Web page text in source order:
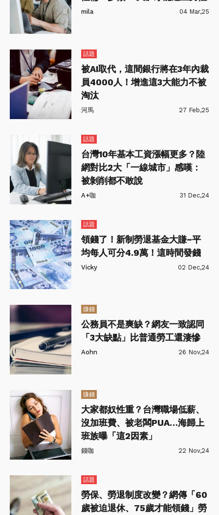
mila 04 Mar,25
話題
被AI取代，這間銀行將在3年內裁
員4000人！增進這3大能力不被
淘汰
河馬 27 Feb,25
話題
台灣10年基本工資漲幅更多？陸
網對比2大「一線城市」感嘆：
被剝削都不敢說
A+咖 31 Dec,24
話題
領錢了！新制勞退基金大賺~平
均每人可分4.9萬！這時間發錢
Vicky 02 Dec,24
賺錢
公務員不是爽缺？網友一致認同
「3大缺點」比普通勞工還淒慘
Aohn 26 Nov,24
賺錢
大家都奴性重？台灣職場低薪、
沒加班費、被老闆PUA…海歸上
班族曝「這2因素」
錢咖 22 Nov,24
話題
勞保、勞退制度改變？網傳「60
歲被迫退休、75歲才能領錢」勞